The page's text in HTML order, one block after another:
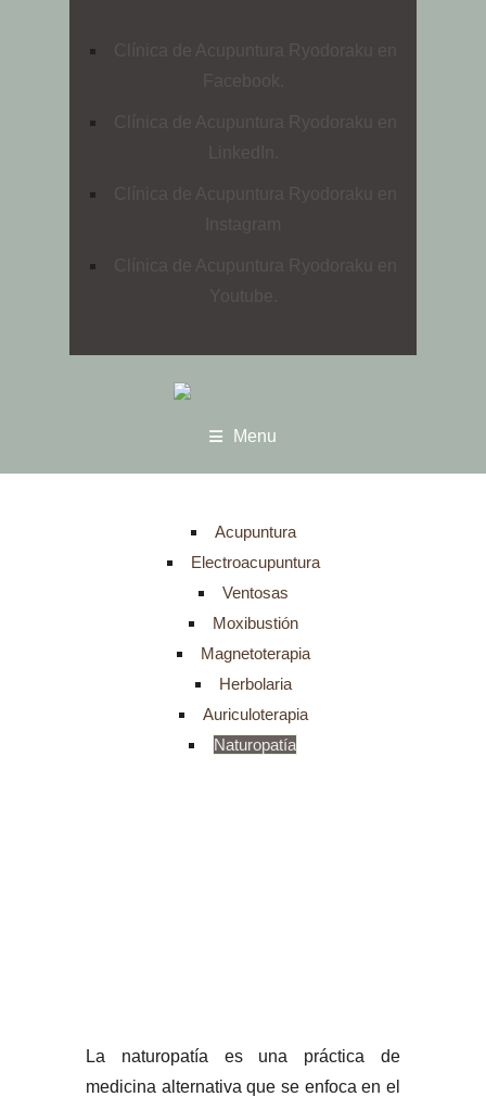
Clínica de Acupuntura Ryodoraku en
Facebook.
Clínica de Acupuntura Ryodoraku en
Clínica de Acupuntura Ryodoraku en
Clínica de Acupuntura Ryodoraku en
Youtube.
Menu
Acupuntura
Electroacupuntura
Ventosas
Moxibustión
Magnetoterapia
Herbolaria
Auriculoterapia
Naturopatía
La naturopatía es una práctica de
medicina alternativa que se enfoca en el